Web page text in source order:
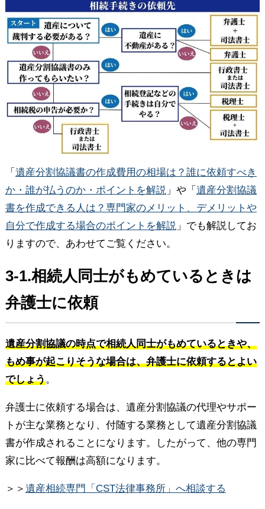
「 遺産分割協議書の作成費用の相場は？誰に依頼すべき
か・誰が払うのか・ポイントを解説」や「 遺産分割協議
書を作成できる人は？専門家のメリット、デメリットや
自分で作成する場合のポイントを解説」でも解説してお
りますので、あわせてご覧ください。
3-1.相続人同士がもめているときは
弁護士に依頼
遺産分割協議の時点で相続人同士がもめているときや、
もめ事が起こりそうな場合は、弁護士に依頼するとよい
でしょう。
弁護士に依頼する場合は、遺産分割協議の代理やサポー
トが主な業務となり、付随する業務として遺産分割協議
書が作成されることになります。したがって、他の専門
家に比べて報酬は高額になります。
＞＞ 遺産相続専門「CST法律事務所」へ相談する